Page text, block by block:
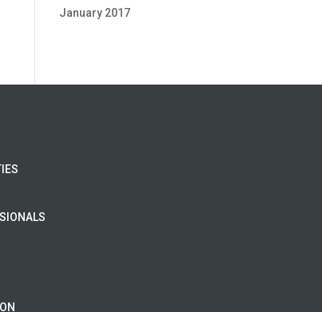
January 2017